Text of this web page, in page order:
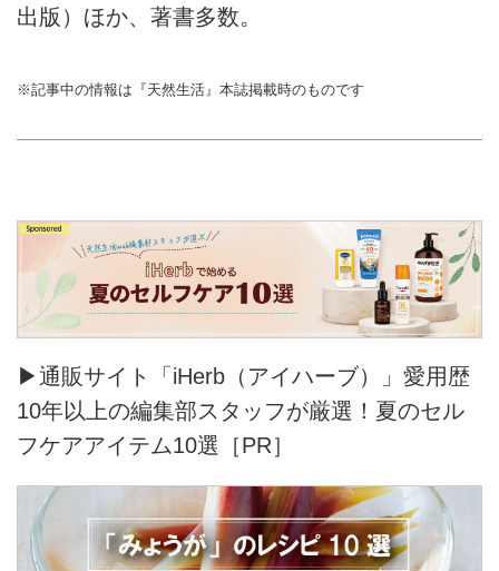
出版）ほか、著書多数。
※記事中の情報は『天然生活』本誌掲載時のものです
▶通販サイト「iHerb（アイハーブ）」愛用歴
10年以上の編集部スタッフが厳選！夏のセル
フケアアイテム10選［PR］